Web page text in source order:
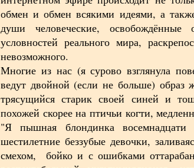
обмен и обмен всякими идеями, а
души человеческие, освобождённые
условностей реального мира,
невозможного.
Многие из нас (я сурово взглянула
ведут двойной (если не больше) образ
трясущийся старик своей синей и
похожей скорее на птичьи когти,
"Я пышная блондинка
шестилетние беззубые девочки,
смехом, бойко и с ошибками